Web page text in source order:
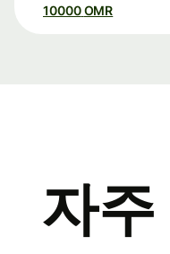
10000 OMR
자주